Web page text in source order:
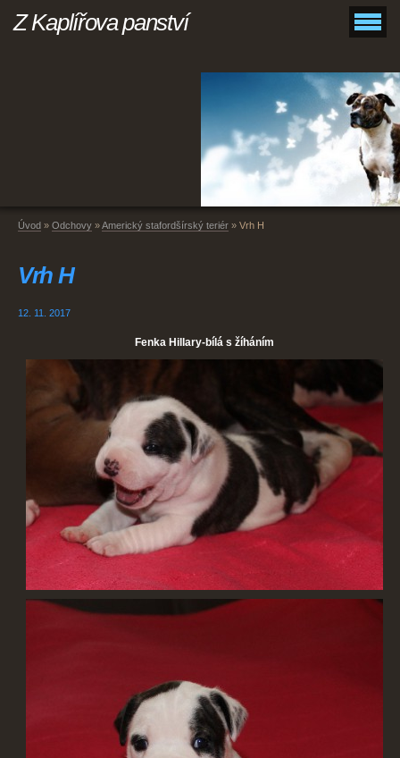
Z Kaplířova panství
Úvod » Odchovy »Americký stafordšírský teriér » Vrh H
Vrh H
12. 11. 2017
Fenka Hillary-bílá s žíháním